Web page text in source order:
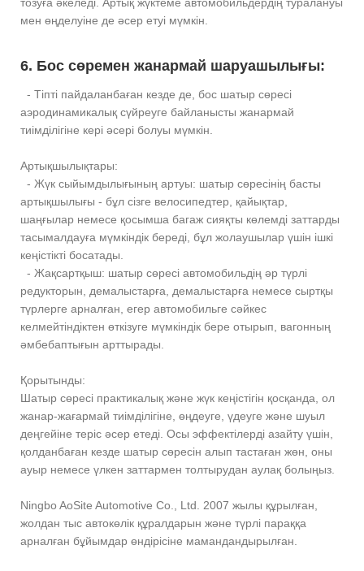
мен өңделуіне де әсер етуі мүмкін.
6. Бос сөремен жанармай шаруашылығы:
- Тіпті пайдаланбаған кезде де, бос шатыр сөресі
аэродинамикалық сүйреуге байланысты жанармай
тиімділігіне кері әсері болуы мүмкін.
Артықшылықтары:
- Жүк сыйымдылығының артуы: шатыр сөресінің басты
артықшылығы - бұл сізге велосипедтер, қайықтар,
шаңғылар немесе қосымша багаж сияқты көлемді заттарды
тасымалдауға мүмкіндік береді, бұл жолаушылар үшін ішкі
кеңістікті босатады.
- Жақсартқыш: шатыр сөресі автомобильдің әр түрлі
редукторын, демалыстарға, демалыстарға немесе сыртқы
түрлерге арналған, егер автомобильге сәйкес
келмейтіндіктен өткізуге мүмкіндік бере отырып, вагонның
әмбебаптығын арттырады.
Қорытынды:
Шатыр сөресі практикалық және жүк кеңістігін қосқанда, ол
жанар-жағармай тиімділігіне, өңдеуге, үдеуге және шуыл
деңгейіне теріс әсер етеді. Осы эффектілерді азайту үшін,
қолданбаған кезде шатыр сөресін алып тастаған жөн, оны
ауыр немесе үлкен заттармен толтырудан аулақ болыңыз.
Ningbo AoSite Automotive Co., Ltd. 2007 жылы құрылған,
жолдан тыс автокөлік құралдарын және түрлі параққа
арналған бұйымдар өндірісіне мамандандырылған.